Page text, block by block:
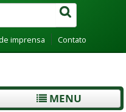
imprensa Contato
MENU